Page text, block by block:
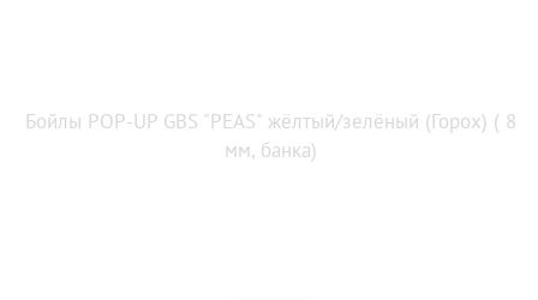
Бойлы POP-UP GBS "PEAS" жёлтый/зелёный (Горох) ( 8
мм, банка)